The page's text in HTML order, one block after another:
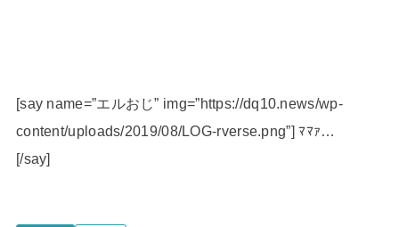
[say name=”エルおじ” img=”https://dq10.news/wp-
content/uploads/2019/08/LOG-rverse.png”] ﾏﾏｧ…
[/say]